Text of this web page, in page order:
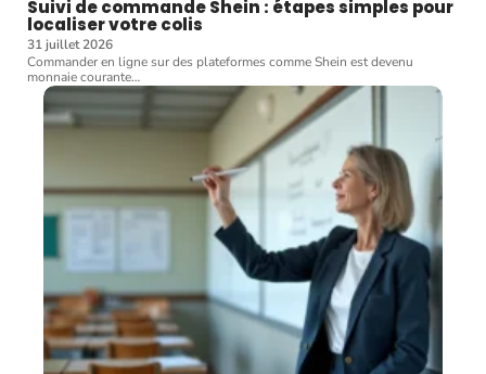
Suivi de commande Shein : étapes simples pour
localiser votre colis
31 juillet 2026
Commander en ligne sur des plateformes comme Shein est devenu
monnaie courante…